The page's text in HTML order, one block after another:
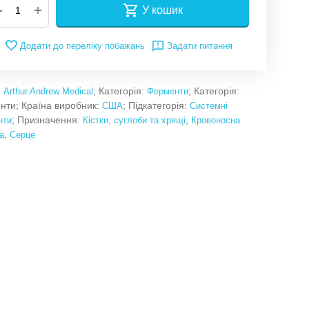
+ У кошик
Додати до переліку побажань Задати питання
Arthur Andrew Medical ; Категорія: Ферменти; Категорія:
Країна виробник: США; Підкатегорія: Системні
; Призначення: Кістки, суглоби та хрящі
Кровоносна
Серце